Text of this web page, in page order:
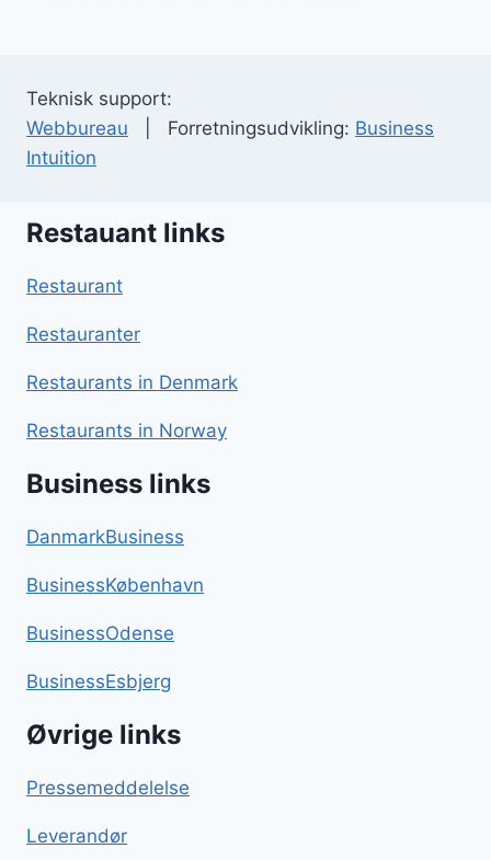
Teknisk support:
Webbureau | Forretningsudvikling: Business
Intuition
Restauant links
Restaurant
Restauranter
Restaurants in Denmark
Restaurants in Norway
Business links
DanmarkBusiness
BusinessKøbenhavn
BusinessOdense
BusinessEsbjerg
Øvrige links
Pressemeddelelse
Leverandør